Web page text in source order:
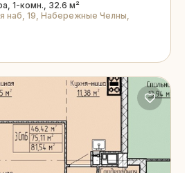
1-комн., 32.6 м²
наб, 19, Набережные Челны,